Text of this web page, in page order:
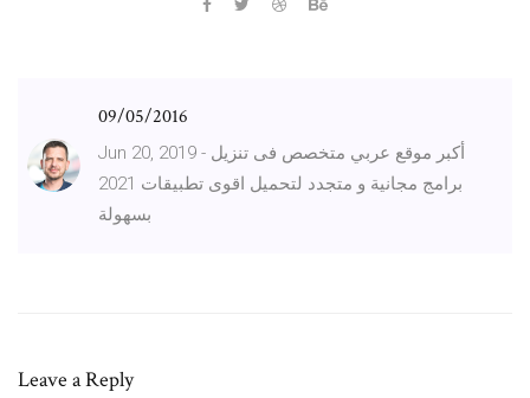
09/05/2016
Jun 20, 2019 - أكبر موقع عربي متخصص فى تنزيل
برامج مجانية و متجدد لتحميل اقوى تطبيقات 2021
بسهولة
Leave a Reply